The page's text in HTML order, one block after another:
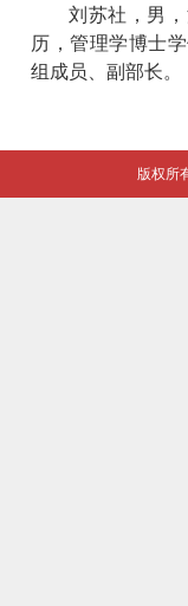
刘苏社，男
历，管理学博士
组成员、副部长。